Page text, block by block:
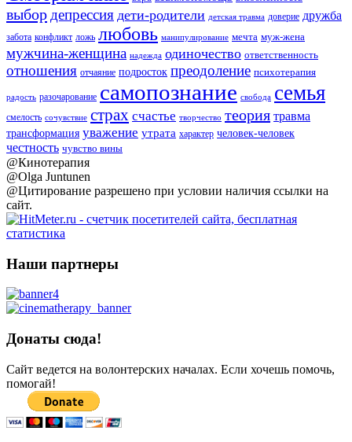
выбор депрессия дети-родители детская травма доверие дружба
забота конфликт ложь любовь манипулирование мечта муж-жена
мужчина-женщина надежда одиночество ответственность
отношения отчаяние подросток преодоление психотерапия
радость разочарование самопознание свобода семья
смелость сочувствие страх счастье творчество теория травма
трансформация уважение утрата характер человек-человек
честность чувство вины
@Кинотерапия
@Olga Juntunen
@Цитирование разрешено при условии наличия ссылки на
сайт.
Наши партнеры
Донаты сюда!
Сайт ведется на волонтерских началах. Если хочешь помочь,
помогай!